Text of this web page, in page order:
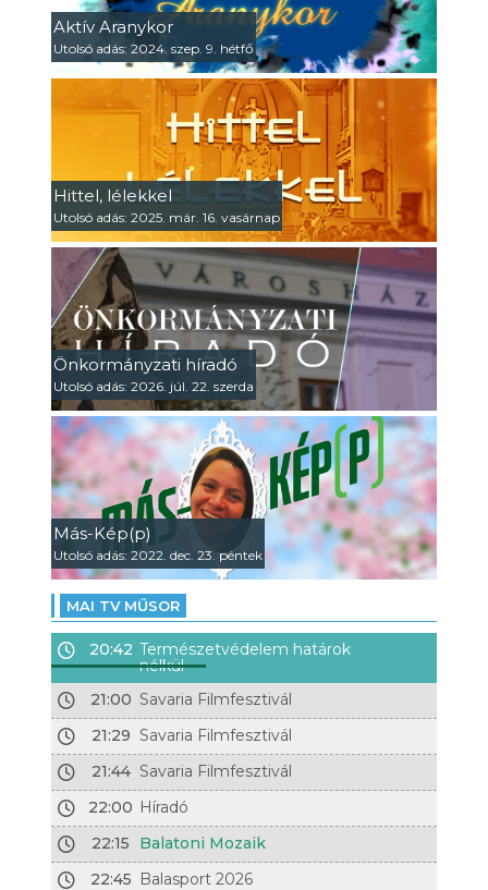
Aktív Aranykor
Utolsó adás: 2024. szep. 9. hétfő
Hittel, lélekkel
Utolsó adás: 2025. már. 16. vasárnap
Önkormányzati híradó
Utolsó adás: 2026. júl. 22. szerda
Más-Kép(p)
Utolsó adás: 2022. dec. 23. péntek
MAI TV MŰSOR
20:42 Természetvédelem határok
nélkül
21:00 Savaria Filmfesztivál
21:29 Savaria Filmfesztivál
21:44 Savaria Filmfesztivál
22:00 Híradó
22:15
Balatoni Mozaik
22:45 Balasport 2026